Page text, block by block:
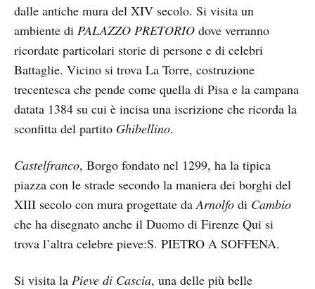
dalle antiche mura del XIV secolo. Si visita un
ambiente di PALAZZO PRETORIO dove verranno
ricordate particolari storie di persone e di celebri
Battaglie. Vicino si trova La Torre, costruzione
trecentesca che pende come quella di Pisa e la campana
datata 1384 su cui è incisa una iscrizione che ricorda la
sconfitta del partito Ghibellino.
Castelfranco, Borgo fondato nel 1299, ha la tipica
piazza con le strade secondo la maniera dei borghi del
XIII secolo con mura progettate daArnolfo di Cambio
che ha disegnato anche il Duomo di Firenze Qui si
trova l’altra celebre pieve:S. PIETRO A SOFFENA.
Si visita la Pieve di Cascia, una delle più belle